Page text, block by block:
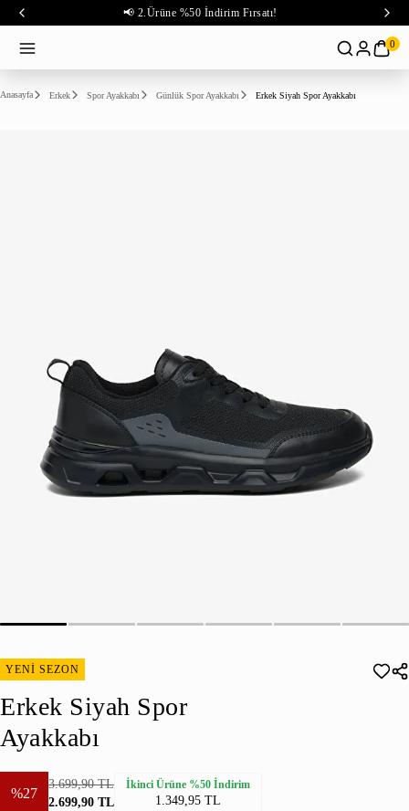
📢 2.Ürüne %50 İndirim Fırsatı!
0
Anasayfa Erkek Spor Ayakkabı Günlük Spor Ayakkabı Erkek Siyah Spor Ayakkabı
YENİ SEZON
Erkek Siyah Spor
Ayakkabı
%27
3.699,90 TL
2.699,90 TL
İkinci Ürüne %50 İndirim
1.349,95 TL